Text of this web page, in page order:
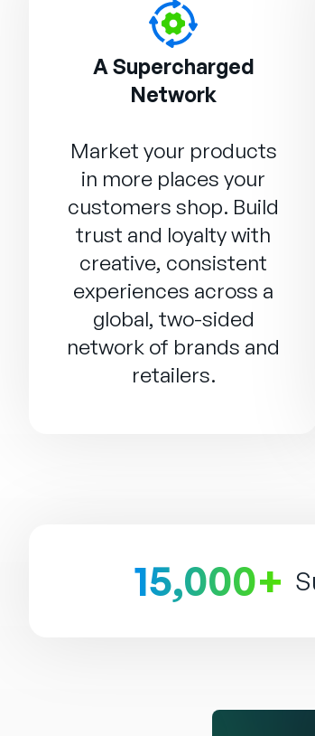
A Supercharged
Network
Market your products
in more places your
customers shop. Build
trust and loyalty with
creative, consistent
experiences across a
global, two-sided
network of brands and
retailers.
15,000+